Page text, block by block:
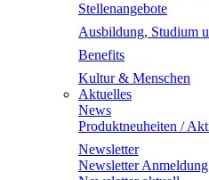
Stellenangebote
Ausbildung, Studium
Benefits
Kultur & Menschen
Aktuelles
News
Produktneuheiten /
Newsletter
Newsletter Anmeldung